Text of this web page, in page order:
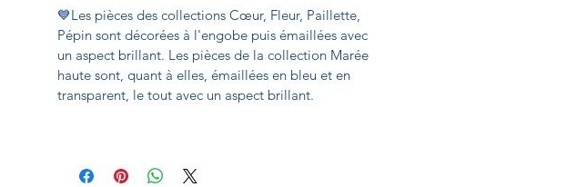
💙Les pièces des collections Cœur, Fleur, Paillette,
Pépin sont décorées à l'engobe puis émaillées avec
un aspect brillant. Les pièces de la collection Marée
haute sont, quant à elles, émaillées en bleu et en
transparent, le tout avec un aspect brillant.